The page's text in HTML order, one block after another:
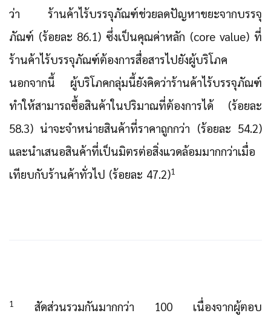
ว่า ร้านค้าไร้บรรจุภัณฑ์ช่วยลดปัญหาขยะจากบรรจุ
ภัณฑ์ (ร้อยละ 86.1) ซึ่งเป็นคุณค่าหลัก (core value) ที่
ร้านค้าไร้บรรจุภัณฑ์ต้องการสื่อสารไปยังผู้บริโภค
นอกจากนี้ ผู้บริโภคกลุ่มนี้ยังคิดว่าร้านค้าไร้บรรจุภัณฑ์
ทำให้สามารถซื้อสินค้าในปริมาณที่ต้องการได้ (ร้อยละ
58.3) น่าจะจำหน่ายสินค้าที่ราคาถูกกว่า (ร้อยละ 54.2)
และนำเสนอสินค้าที่เป็นมิตรต่อสิ่งแวดล้อมมากกว่าเมื่อ
เทียบกับร้านค้าทั่วไป (ร้อยละ 47.2)1
1
สัดส่วนรวมกันมากกว่า 100 เนื่องจากผู้ตอบ